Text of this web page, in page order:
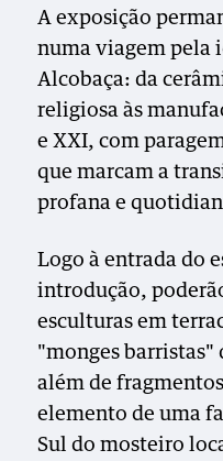
A exposição
numa viagem pela
Alcobaça: da
religiosa às
e XXI, com
que marcam a
profana e
Logo à entrada do
introdução,
esculturas em
"monges barristas"
além de
elemento de uma
Sul do mosteiro